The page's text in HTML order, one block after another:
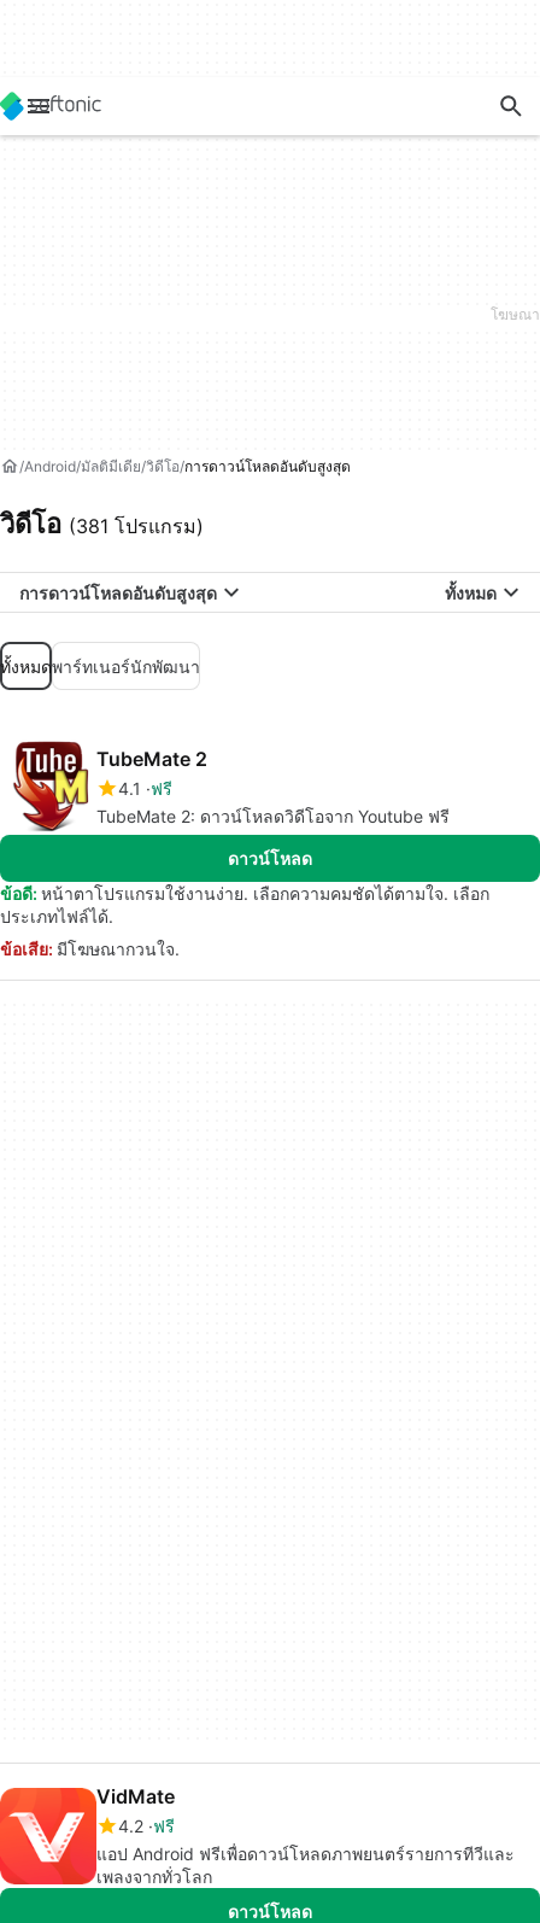
Android มัลติมีเดีย วิดีโอ การดาวน์โหลดอันดับสูงสุด
วิดีโอ (381 โปรแกรม)
การดาวน์โหลดอันดับสูงสุด ทั้งหมด
ทั้งหมดพาร์ทเนอร์นักพัฒนา
TubeMate 2
4.1
ฟรี
TubeMate 2: ดาวน์โหลดวิดีโอจาก Youtube ฟรี
ดาวน์โหลด
ข้อดี: หน้าตาโปรแกรมใช้งานง่าย. เลือกความคมชัดได้ตามใจ. เลือก
ประเภทไฟล์ได้.
ข้อเสีย: มีโฆษณากวนใจ.
VidMate
4.2 ฟรี
แอป Android ฟรีเพื่อดาวน์โหลดภาพยนตร์รายการทีวีและ
เพลงจากทั่วโลก
ดาวน์โหลด